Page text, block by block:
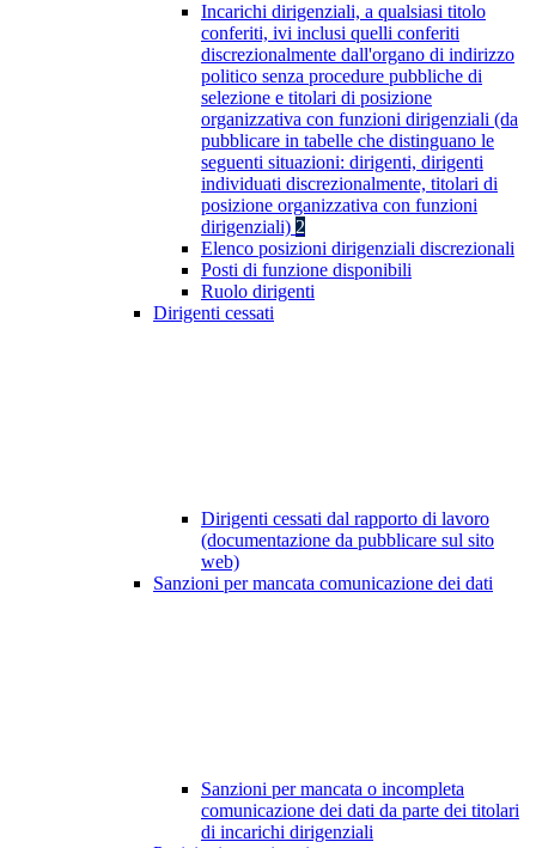
Incarichi dirigenziali, a qualsiasi titolo
conferiti, ivi inclusi quelli conferiti
discrezionalmente dall'organo di indirizzo
politico senza procedure pubbliche di
selezione e titolari di posizione
organizzativa con funzioni dirigenziali (da
pubblicare in tabelle che distinguano le
seguenti situazioni: dirigenti, dirigenti
individuati discrezionalmente, titolari di
posizione organizzativa con funzioni
dirigenziali) 2
Elenco posizioni dirigenziali discrezionali
Posti di funzione disponibili
Ruolo dirigenti
Dirigenti cessati
Dirigenti cessati dal rapporto di lavoro
(documentazione da pubblicare sul sito
web)
Sanzioni per mancata comunicazione dei dati
Sanzioni per mancata o incompleta
comunicazione dei dati da parte dei titolari
di incarichi dirigenziali